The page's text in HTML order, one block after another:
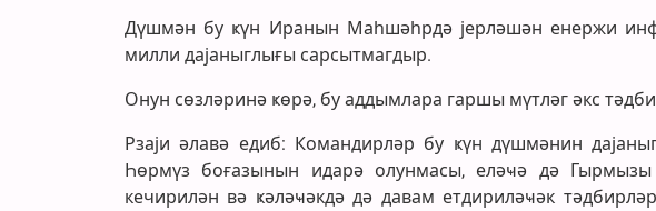
Дүшмән бу ҝүн Иранын Маһшәһрдә јерләшән енержи
милли дајаныглығы сарсытмагдыр.
Онун сөзләринә ҝөрә, бу аддымлара гаршы мүтләг әкс
Рзаји әлавә едиб: Командирләр бу ҝүн дүшмәнин
Һөрмүз боғазынын идарә олунмасы, еләҹә дә
кечирилән вә ҝәләҹәкдә дә давам етдириләҹәк